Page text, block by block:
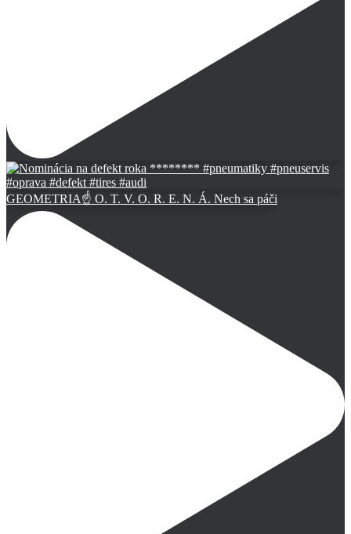
GEOMETRIA☝️ O. T. V. O. R. E. N. Á. Nech sa páči